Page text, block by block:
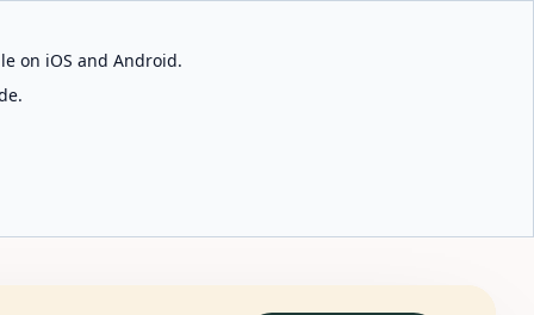
on iOS and Android.